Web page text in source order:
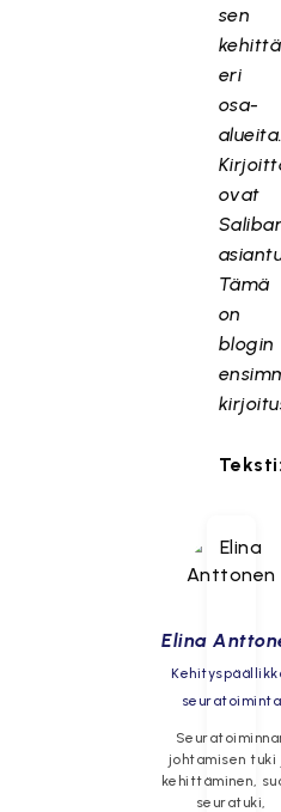
sen
eri
osa-
alueita.
ovat
Tämä
on
blogin
Teksti:
Elina
seuratoiminta
johtamisen tuki
kehittäminen,
seuratuki,